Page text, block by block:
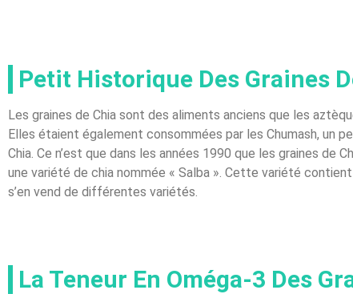
Petit Historique Des Graines
Les graines de Chia sont des aliments anciens que les
Elles étaient également consommées par les Chumash, un
Chia. Ce n’est que dans les années 1990 que les graines
une variété de chia nommée « Salba ». Cette variété
s’en vend de différentes variétés.
La Teneur En Oméga-3 Des